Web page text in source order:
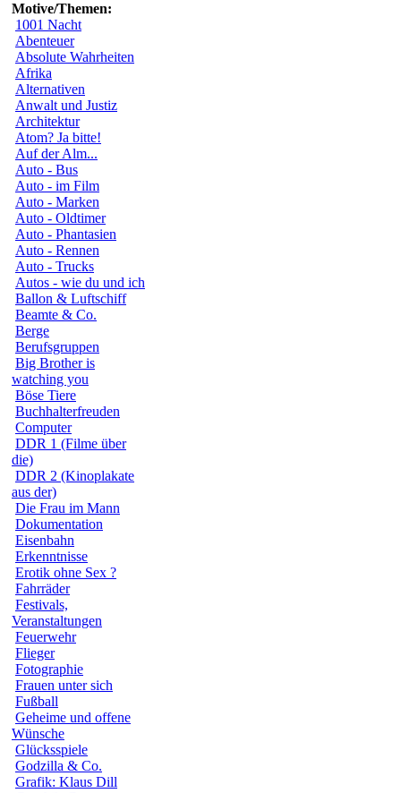
Motive/Themen:
1001 Nacht
Abenteuer
Absolute Wahrheiten
Afrika
Alternativen
Anwalt und Justiz
Architektur
Atom? Ja bitte!
Auf der Alm...
Auto - Bus
Auto - im Film
Auto - Marken
Auto - Oldtimer
Auto - Phantasien
Auto - Rennen
Auto - Trucks
Autos - wie du und ich
Ballon & Luftschiff
Beamte & Co.
Berge
Berufsgruppen
Big Brother is
watching you
Böse Tiere
Buchhalterfreuden
Computer
DDR 1 (Filme über
die)
DDR 2 (Kinoplakate
aus der)
Die Frau im Mann
Dokumentation
Eisenbahn
Erkenntnisse
Erotik ohne Sex ?
Fahrräder
Festivals,
Veranstaltungen
Feuerwehr
Flieger
Fotographie
Frauen unter sich
Fußball
Geheime und offene
Wünsche
Glücksspiele
Godzilla & Co.
Grafik: Klaus Dill